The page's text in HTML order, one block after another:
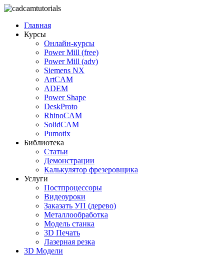
Главная
Курсы
Онлайн-курсы
Power Mill (free)
Power Mill (adv)
Siemens NX
ArtCAM
ADEM
Power Shape
DeskProto
RhinoCAM
SolidCAM
Pumotix
Библиотека
Статьи
Демонстрации
Калькулятор фрезеровщика
Услуги
Постпроцессоры
Видеоуроки
Заказать УП (дерево)
Металлообработка
Модель станка
3D Печать
Лазерная резка
3D Модели